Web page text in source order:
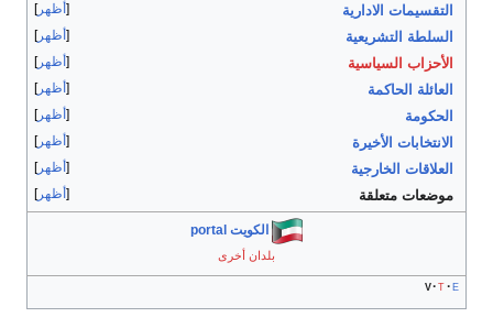
أظهر التقسيمات الادارية
أظهر السلطة التشريعية
أظهر الأحزاب السياسية
أظهر العائلة الحاكمة
أظهر الحكومة
أظهر الانتخابات الأخيرة
أظهر العلاقات الخارجية
أظهر موضعات متعلقة
الكويت portal
بلدان أخرى
v t e